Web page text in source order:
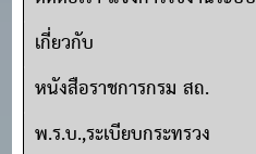
เกี่ยวกับ
หนังสือราชการกรม สถ.
พ.ร.บ.,ระเบียบกระทรวง